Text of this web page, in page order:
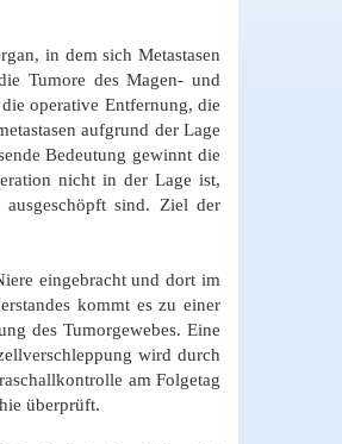
in dem sich Metastasen
Tumore des Magen- und
operative Entfernung, die
aufgrund der Lage
Bedeutung gewinnt die
nicht in der Lage ist,
ausgeschöpft sind. Ziel der
eingebracht und dort im
kommt es zu einer
des Tumorgewebes. Eine
wird durch
am Folgetag
überprüft.